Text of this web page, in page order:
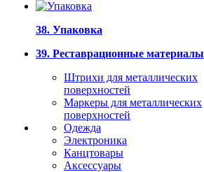
38. Упаковка
39. Реставрационные материалы
Штрихи для металлических
поверхностей
Маркеры для металлических
поверхностей
Одежда
Электроника
Канцтовары
Аксессуары